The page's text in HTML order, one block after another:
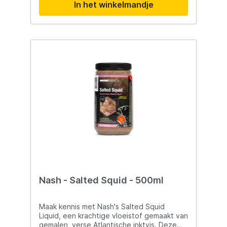
wateroplosbare attractieve stoffen.
Gemaakt met natuurlijke ingrediënten en
flavours. PVA vriendelijk. Gebruik: De fles
Een paar flinke scheuten over 2,5kg aas is
Doe een scheut in een potje boilies of
hardhookbaits zodat ze in de soak liggen.
Goed shaken. Het werkt al na een paar uur
intrekken maar twee keer per dag even
shaken en dat een paar dagen achter
In het winkelmandje
Nash - Salted Squid - 500ml
Maak kennis met Nash's Salted Squid
Liquid, een krachtige vloeistof gemaakt van
gemalen, verse Atlantische inktvis. Deze